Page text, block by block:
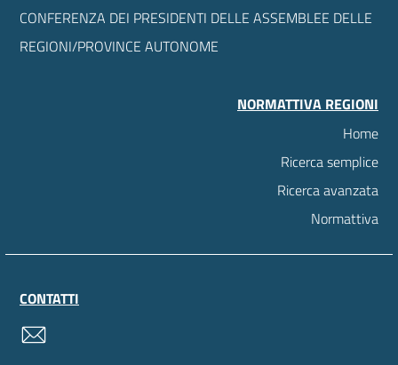
CONFERENZA DEI PRESIDENTI DELLE ASSEMBLEE DELLE
REGIONI/PROVINCE AUTONOME
NORMATTIVA REGIONI
Home
Ricerca semplice
Ricerca avanzata
Normattiva
CONTATTI